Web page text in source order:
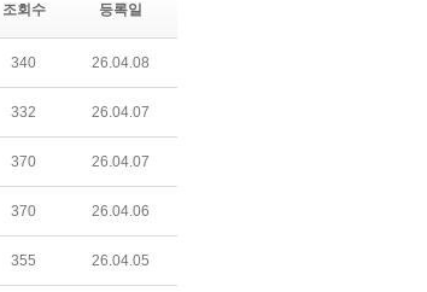
조회수 등록일
340 26.04.08
332 26.04.07
370 26.04.07
370 26.04.06
355 26.04.05